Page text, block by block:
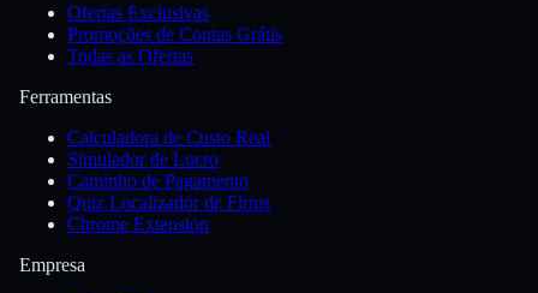
Ofertas Exclusivas
Promoções de Contas Grátis
Todas as Ofertas
Ferramentas
Calculadora de Custo Real
Simulador de Lucro
Caminho de Pagamento
Quiz Localizador de Firms
Chrome Extension
Empresa